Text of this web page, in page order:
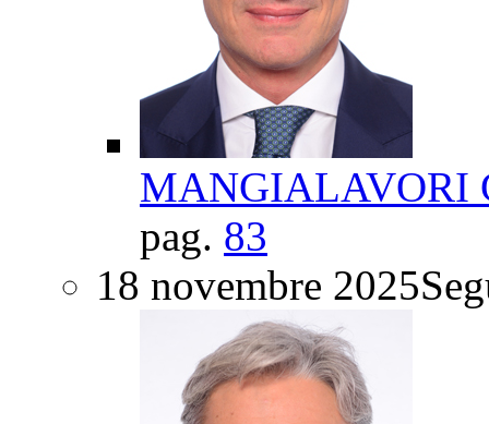
MANGIALAVORI
pag. 83
18 novembre 2025